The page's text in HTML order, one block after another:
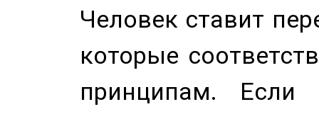
Человек ставит
которые
принципам. Если